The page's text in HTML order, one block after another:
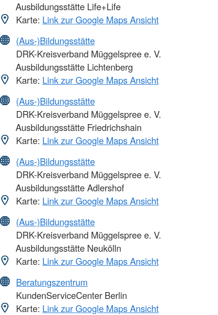
Ausbildungsstätte Life+Life
Karte: Link zur Google Maps Ansicht
(Aus-)Bildungsstätte
DRK-Kreisverband Müggelspree e. V.
Ausbildungsstätte Lichtenberg
Karte: Link zur Google Maps Ansicht
(Aus-)Bildungsstätte
DRK-Kreisverband Müggelspree e. V.
Ausbildungsstätte Friedrichshain
Karte: Link zur Google Maps Ansicht
(Aus-)Bildungsstätte
DRK-Kreisverband Müggelspree e. V.
Ausbildungsstätte Adlershof
Karte: Link zur Google Maps Ansicht
(Aus-)Bildungsstätte
DRK-Kreisverband Müggelspree e. V.
Ausbildungsstätte Neukölln
Karte: Link zur Google Maps Ansicht
Beratungszentrum
KundenServiceCenter Berlin
Karte: Link zur Google Maps Ansicht